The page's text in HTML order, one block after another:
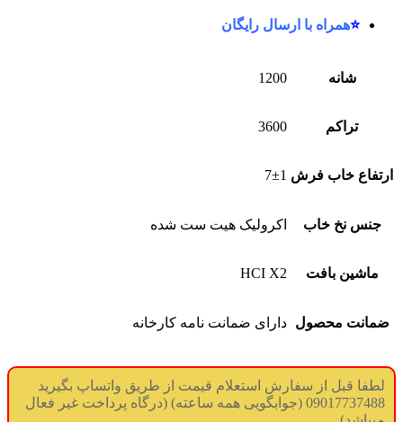
⭐همراه با ارسال رایگان
شانه 1200
تراکم 3600
ارتفاع خاب فرش 7±1
جنس نخ خاب اکرولیک هیت ست شده
ماشین بافت HCI X2
ضمانت محصول دارای ضمانت نامه کارخانه
لطفا قبل از سفارش استعلام قیمت از طریق واتساپ بگیرید
09017737488 (جوابگویی همه ساعته) (درگاه پرداخت غیر فعال